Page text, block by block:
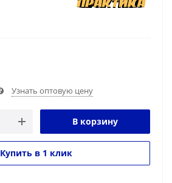
Узнать оптовую цену
В корзину
Купить в 1 клик